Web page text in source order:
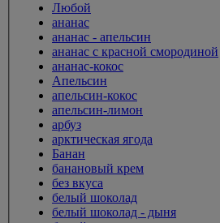
Любой
ананас
ананас - апельсин
ананас с красной смородиной
ананас-кокос
Апельсин
апельсин-кокос
апельсин-лимон
арбуз
арктическая ягода
Банан
банановый крем
без вкуса
белый шоколад
белый шоколад - дыня